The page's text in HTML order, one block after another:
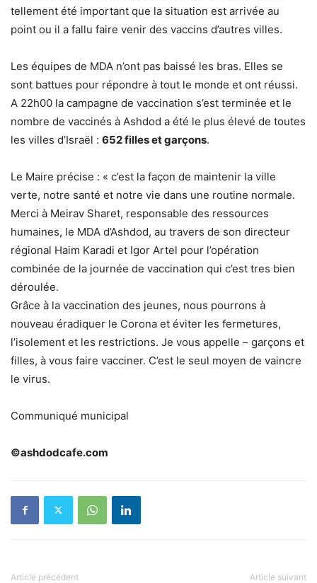
tellement été important que la situation est arrivée au
point ou il a fallu faire venir des vaccins d’autres villes.
Les équipes de MDA n’ont pas baissé les bras. Elles se
sont battues pour répondre à tout le monde et ont réussi.
A 22h00 la campagne de vaccination s’est terminée et le
nombre de vaccinés à Ashdod a été le plus élevé de toutes
les villes d’Israël : 652 filles et garçons.
Le Maire précise : « c’est la façon de maintenir la ville
verte, notre santé et notre vie dans une routine normale.
Merci à Meirav Sharet, responsable des ressources
humaines, le MDA d’Ashdod, au travers de son directeur
régional Haim Karadi et Igor Artel pour l’opération
combinée de la journée de vaccination qui c’est tres bien
déroulée.
Grâce à la vaccination des jeunes, nous pourrons à
nouveau éradiquer le Corona et éviter les fermetures,
l’isolement et les restrictions. Je vous appelle – garçons et
filles, à vous faire vacciner. C’est le seul moyen de vaincre
le virus.
Communiqué municipal
©ashdodcafe.com
Article précédent Article suivant